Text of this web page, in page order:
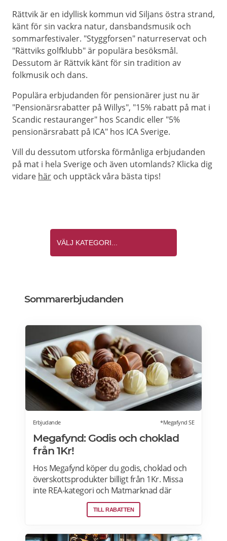
Rättvik är en idyllisk kommun vid Siljans östra strand,
känt för sin vackra natur, dansbandsmusik och
sommarfestivaler. "Styggforsen" naturreservat och
"Rättviks golfklubb" är populära besöksmål.
Dessutom är Rättvik känt för sin tradition av
folkmusik och dans.
Populära erbjudanden för pensionärer just nu är
"Pensionärsrabatter på Willys", "15% rabatt på mat i
Scandic restauranger" hos Scandic eller "5%
pensionärsrabatt på ICA" hos ICA Sverige.
Vill du dessutom utforska förmånliga erbjudanden
på mat i hela Sverige och även utomlands? Klicka dig
vidare här och upptäck våra bästa tips!
Sommarerbjudanden
Erbjudande *Megafynd SE
Megafynd: Godis och choklad
från 1Kr!
Hos Megafynd köper du godis, choklad och
överskottsprodukter billigt från 1Kr. Missa
inte REA-kategori och Matmarknad där
Megafynd har hundratals aktuella
erbjudanden varje dag. Läs mer om
TILL RABATTEN